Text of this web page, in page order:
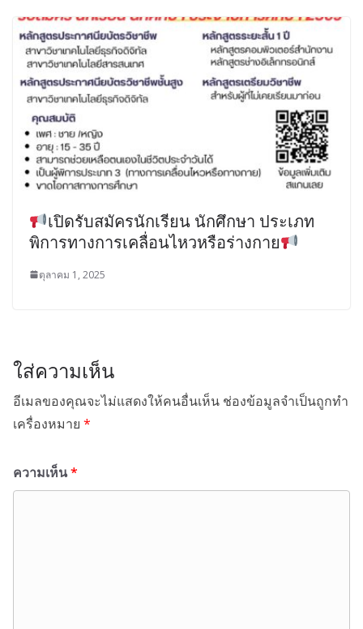
เปิดรับสมัครนักเรียน นักศึกษา ประเภท
พิการทางการเคลื่อนไหวหรือร่างกาย
ตุลาคม 1, 2025
ใส่ความเห็น
อีเมลของคุณจะไม่แสดงให้คนอื่นเห็น ช่องข้อมูลจำเป็นถูกทำ
เครื่องหมาย *
ความเห็น*